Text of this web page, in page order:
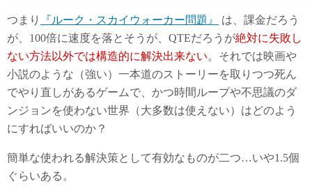
つまり 『ルーク・スカイウォーカー問題』
は、課金だろう
が、100倍に速度を落とそうが、QTEだろうが絶対に失敗し
ない方法以外では構造的に解決出来ない。それでは映画や
小説のような（強い）一本道のストーリーを取りつつ死ん
でやり直しがあるゲームで、かつ時間ループや不思議のダ
ンジョンを使わない世界（大多数は使えない）はどのよう
にすればいいのか？
簡単な使われる解決策として有効なものが二つ…いや1.5個
ぐらいある。